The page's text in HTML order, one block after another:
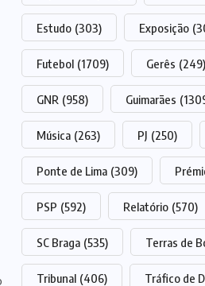
Estudo (303) Exposição
Futebol (1709) Gerês (249)
GNR (958) Guimarães
Música (263) PJ (250)
Ponte de Lima (309)
PSP (592) Relatório (570)
SC Braga (535) Terras de
Tribunal (406) Tráfico de